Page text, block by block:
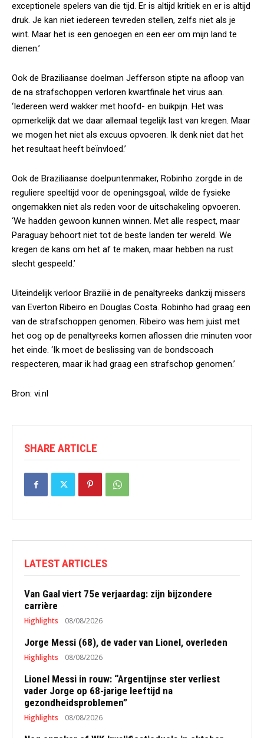
exceptionele spelers van die tijd. Er is altijd kritiek en er is altijd
druk. Je kan niet iedereen tevreden stellen, zelfs niet als je
wint. Maar het is een genoegen en een eer om mijn land te
dienen.’
Ook de Braziliaanse doelman Jefferson stipte na afloop van
de na strafschoppen verloren kwartfinale het virus aan.
‘Iedereen werd wakker met hoofd- en buikpijn. Het was
opmerkelijk dat we daar allemaal tegelijk last van kregen. Maar
we mogen het niet als excuus opvoeren. Ik denk niet dat het
het resultaat heeft beïnvloed.’
Ook de Braziliaanse doelpuntenmaker, Robinho zorgde in de
reguliere speeltijd voor de openingsgoal, wilde de fysieke
ongemakken niet als reden voor de uitschakeling opvoeren.
‘We hadden gewoon kunnen winnen. Met alle respect, maar
Paraguay behoort niet tot de beste landen ter wereld. We
kregen de kans om het af te maken, maar hebben na rust
slecht gespeeld.’
Uiteindelijk verloor Brazilië in de penaltyreeks dankzij missers
van Everton Ribeiro en Douglas Costa. Robinho had graag een
van de strafschoppen genomen. Ribeiro was hem juist met
het oog op de penaltyreeks komen aflossen drie minuten voor
het einde. ‘Ik moet de beslissing van de bondscoach
respecteren, maar ik had graag een strafschop genomen.’
Bron: vi.nl
SHARE ARTICLE
LATEST ARTICLES
Van Gaal viert 75e verjaardag: zijn bijzondere
carrière
Highlights 08/08/2026
Jorge Messi (68), de vader van Lionel, overleden
Highlights 08/08/2026
Lionel Messi in rouw: “Argentijnse ster verliest
vader Jorge op 68-jarige leeftijd na
gezondheidsproblemen”
Highlights 08/08/2026